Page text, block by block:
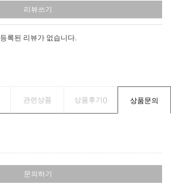
리뷰쓰기
등록된 리뷰가 없습니다.
관련상품 상품후기() 상품문의
문의하기